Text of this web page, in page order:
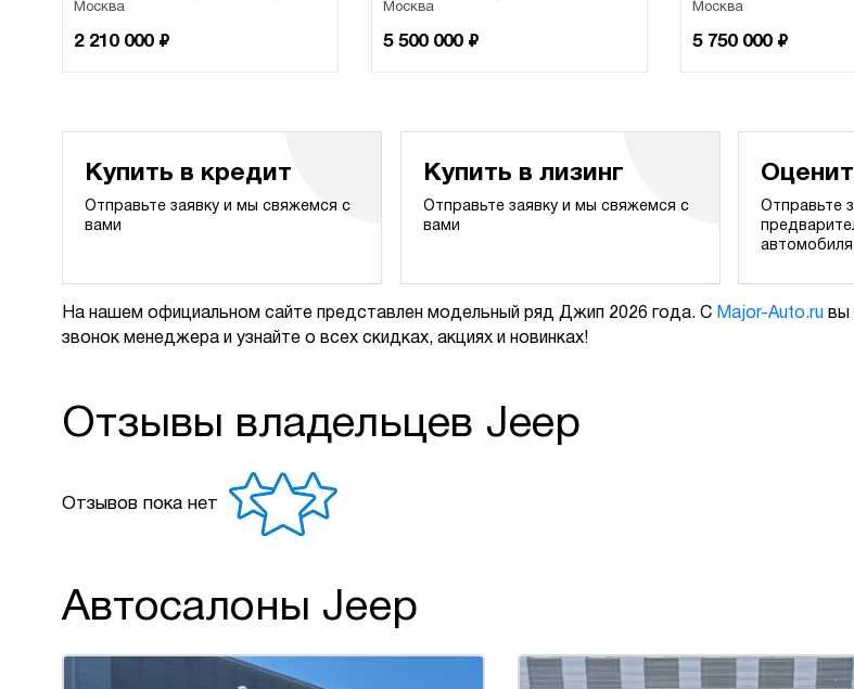
Москва
2 210 000 ₽
Москва
5 500 000 ₽
Москва
5 750 000 ₽
Купить в кредит
Отправьте заявку и мы свяжемся с
вами
Купить в лизинг
Отправьте заявку и мы свяжемся с
вами
Отправьте
автомобиля
На нашем официальном сайте представлен модельный ряд Джип 2026 года. С Major-Auto.ru вы
звонок менеджера и узнайте о всех скидках, акциях и новинках!
Отзывы владельцев Jeep
Отзывов пока нет
Автосалоны Jeep